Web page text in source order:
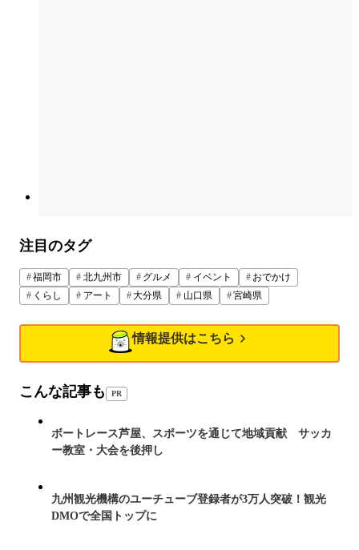
注目のタグ
福岡市 北九州市 グルメ イベント
おでかけ
くらし
アート 大分県 山口県 宮崎県
情報提供はこちら
こんな記事も PR
ボートレース芦屋、スポーツを通じて地域貢献 サッカ
ー教室・大会を後押し
九州観光機構のユーチューブ登録者が3万人突破！観光
DMOで全国トップに